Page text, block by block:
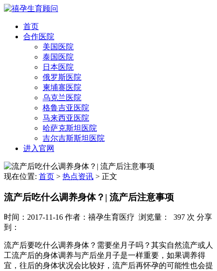
首页
合作医院
美国医院
泰国医院
日本医院
俄罗斯医院
柬埔寨医院
乌克兰医院
格鲁吉亚医院
马来西亚医院
哈萨克斯坦医院
吉尔吉斯斯坦医院
进入官网
现在位置: 首页 > 热点资讯 > 正文
流产后吃什么调养身体？| 流产后注意事项
时间：2017-11-16 作者：禧孕生育医疗 浏览量： 397 次 分享
到：
流产后要吃什么调养身体？需要坐月子吗？其实自然流产或人
工流产后的身体调养与产后坐月子是一样重要，如果调养得
宜，往后的身体状况会比较好，流产后再怀孕的可能性也会提